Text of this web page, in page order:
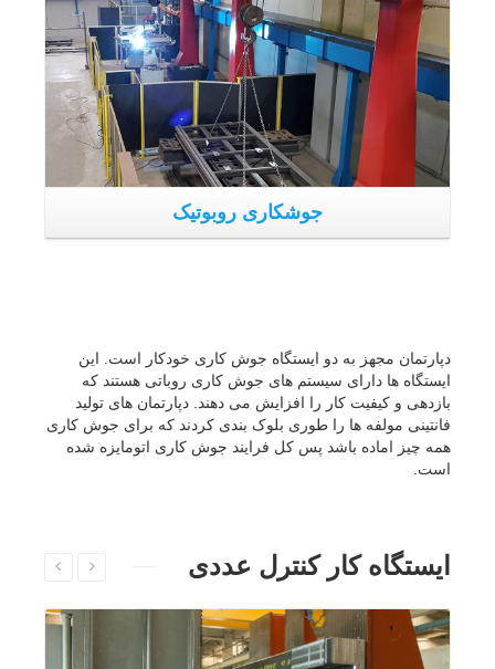
دپارتمان مجهز به دو ایستگاه جوش کاری خودکار است. این
ایستگاه ها دارای سیستم های جوش کاری روباتی هستند که
بازدهی و کیفیت کار را افزایش می دهند. دپارتمان های تولید
فانتینی مولفه ها را طوری بلوک بندی کردند که برای جوش کاری
همه چیز اماده باشد پس کل فرایند جوش کاری اتومایزه شده
است.
ایستگاه کار کنترل عددی